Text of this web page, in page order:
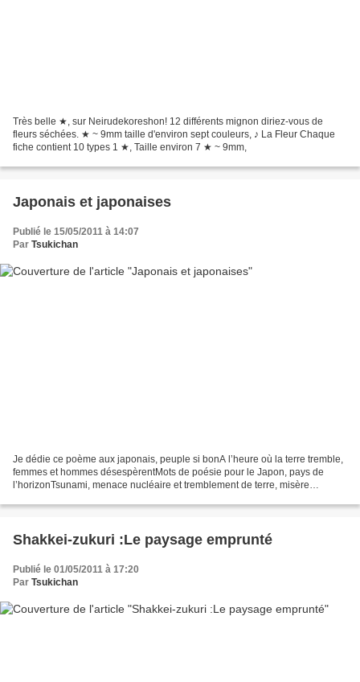
Très belle ★, sur Neirudekoreshon! 12 différents mignon diriez-vous de
fleurs séchées. ★ ~ 9mm taille d'environ sept couleurs, ♪ La Fleur Chaque
fiche contient 10 types 1 ★, Taille environ 7 ★ ~ 9mm,
Japonais et japonaises
Publié le 15/05/2011 à 14:07
Par Tsukichan
Je dédie ce poème aux japonais, peuple si bonA l’heure où la terre tremble,
femmes et hommes désespèrentMots de poésie pour le Japon, pays de
l’horizonTsunami, menace nucléaire et tremblement de terre, misère
Shakkei-zukuri :Le paysage emprunté
Publié le 01/05/2011 à 17:20
Par Tsukichan